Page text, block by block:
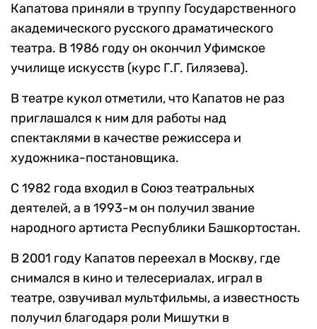
Капатова приняли в труппу Государственного
академического русского драматического
театра. В 1986 году он окончил Уфимское
училище искусств (курс Г.Г. Гилязева).
В театре кукол отметили, что Капатов не раз
приглашался к ним для работы над
спектаклями в качестве режиссера и
художника-постановщика.
С 1982 года входил в Союз театральных
деятелей, а в 1993-м он получил звание
народного артиста Республики Башкортостан.
В 2001 году Капатов переехал в Москву, где
снимался в кино и телесериалах, играл в
театре, озвучивал мультфильмы, а известность
получил благодаря роли Мишутки в